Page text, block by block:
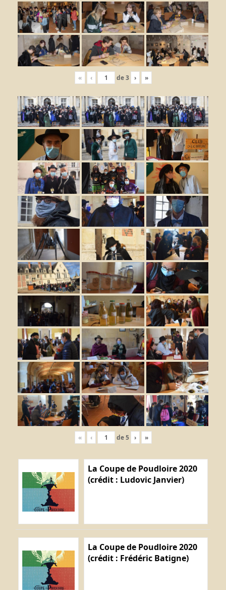
« ‹ de3 › »
« ‹ de5 › »
La Coupe de Poudloire 2020
(crédit : Ludovic Janvier)
La Coupe de Poudloire 2020
(crédit : Frédéric Batigne)